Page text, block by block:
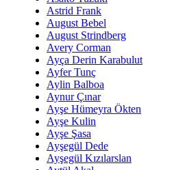
Astrid Frank
August Bebel
August Strindberg
Avery Corman
Ayça Derin Karabulut
Ayfer Tunç
Aylin Balboa
Aynur Çınar
Ayşe Hümeyra Ökten
Ayşe Kulin
Ayşe Şasa
Ayşegül Dede
Ayşegül Kızılarslan